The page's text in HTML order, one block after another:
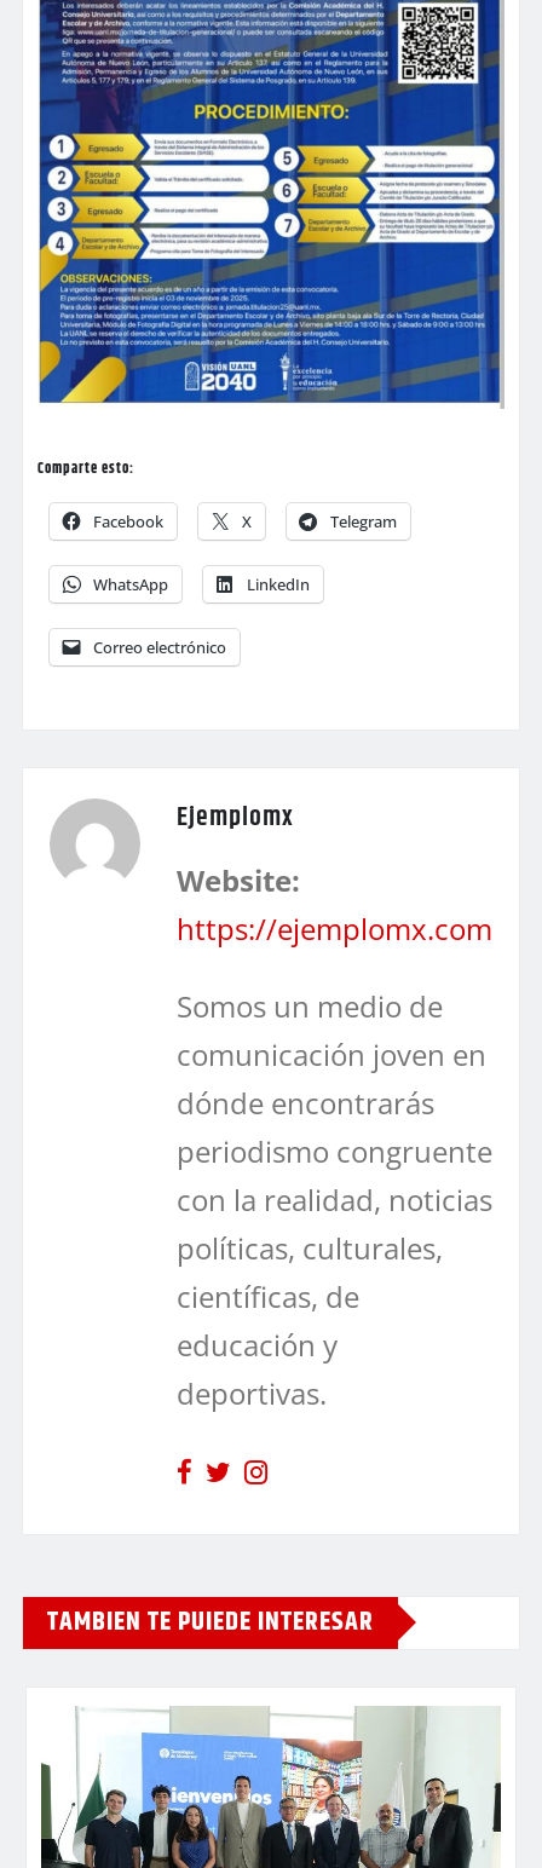
Comparte esto:
Facebook X Telegram
WhatsApp LinkedIn
Correo electrónico
Ejemplomx
Website:
https://ejemplomx.com
Somos un medio de
comunicación joven en
dónde encontrarás
periodismo congruente
con la realidad, noticias
políticas, culturales,
científicas, de
educación y
deportivas.
TAMBIEN TE PUIEDE INTERESAR